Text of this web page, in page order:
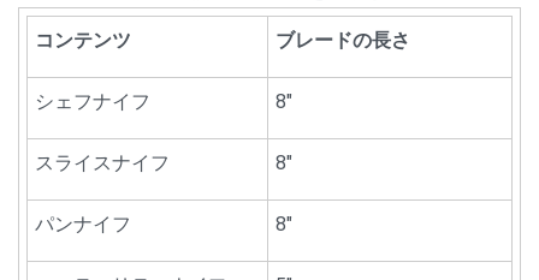
コンテンツ ブレードの長さ
シェフナイフ 8"
スライスナイフ 8"
パンナイフ 8"